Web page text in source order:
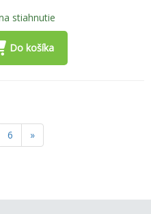
stiahnutie
Do košíka
6 »